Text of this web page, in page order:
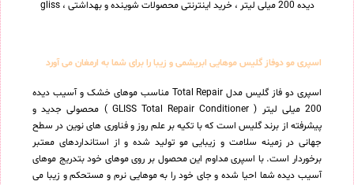
اسپری مو دوفاز گلیس موهایی ابریشمی و زیبا را برای شما به ارمغان می آورد
اسپری دو فاز گلیس مدل Total Repair مناسب موهای خشک و آسیب دیده
200 میلی لیتر ( GLISS Total Repair Conditioner ) محصولی جدید و
پیشرفته از برند گلیس است که با تکیه بر علم روز و فناوری های نوین در سطح
جهانی در زمینه سلامت و زیبایی مو تولید شده و از استانداردهای معتبر
برخوردار است. با اسپری مداوم این محصول بر روی موهای خود بتدریج موهای
آسیب دیده شما احیا شده و جای خود را به موهایی نرم و مستحکم و زیبا می